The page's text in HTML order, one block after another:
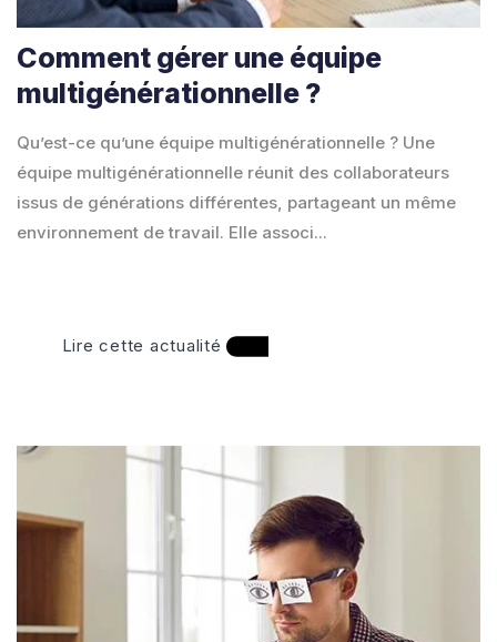
Comment gérer une équipe
multigénérationnelle ?
Qu’est-ce qu’une équipe multigénérationnelle ? Une
équipe multigénérationnelle réunit des collaborateurs
issus de générations différentes, partageant un même
environnement de travail. Elle associ...
Lire cette actualité